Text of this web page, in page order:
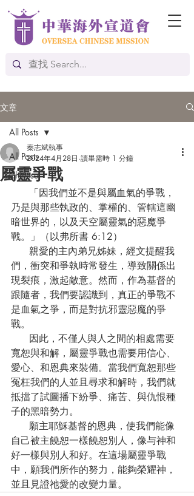
文章
All Posts
Chinese
All Posts
屬靈爭戰
秦志斌執事
2024年4月28日 讀畢需時 1 分鐘
乃是與那些執政的、掌權的、管轄這幽
暗世界的，以及天空屬靈氣的惡魔爭
戰。」（以弗所書 6:12）
們，衝突和爭執時常發生，導致關係出
現裂痕，激起敵意。然而，作為基督的
跟隨者，我們要認識到，真正的爭戰不
是血氣之爭，而是對抗邪靈惡魔的爭
戰。
寬恕與和解，屬靈爭戰也需要用信心、
愛心、和恩典來裝備。當我們寬恕那些
冤枉我們的人並且尋求和解時，我們就
抵擋了試圖播下紛爭、痛苦、與仇恨種
子的黑暗勢力。
自己被主饒恕一樣饒恕別人，像与神和
好一樣與別人和好。在這場屬靈爭戰
中，願我們所作的努力，能夠榮耀神，
並且見證祂愛的改變力量。